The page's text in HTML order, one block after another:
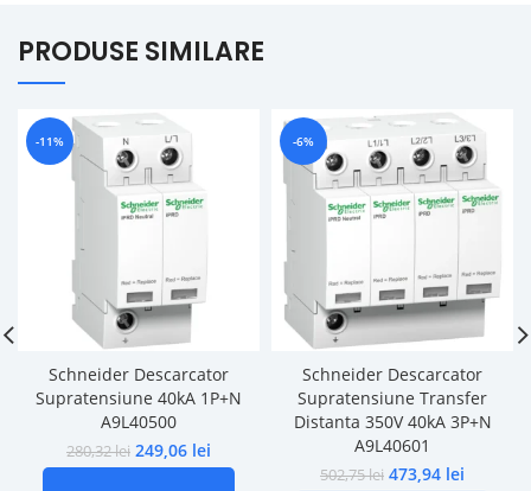
PRODUSE SIMILARE
-11%
Schneider Descarcator
Supratensiune 40kA 1P+N
A9L40500
280,32lei 249,06 lei
-6%
Schneider Descarcator
Supratensiune Transfer
Distanta 350V 40kA 3P+N
A9L40601
502,75lei 473,94 lei